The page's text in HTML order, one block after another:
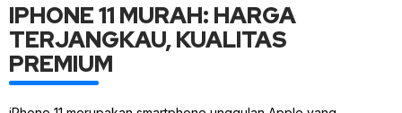
IPHONE 11 MURAH: HARGA
TERJANGKAU, KUALITAS
PREMIUM